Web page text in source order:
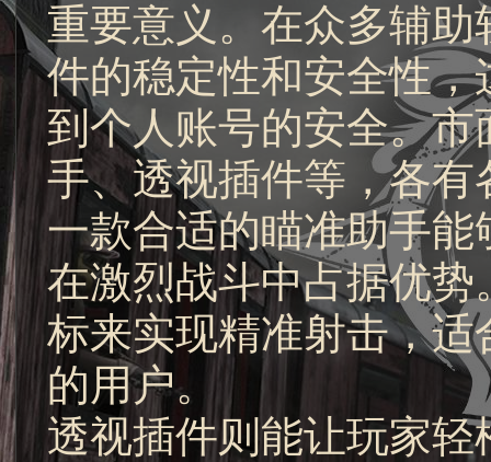
重要意义。在众多辅
件的稳定性和安全性
到个人账号的安全。
手、透视插件等，各有
一款合适的瞄准助手
在激烈战斗中占据优
标来实现精准射击，
的用户。
透视插件则能让玩家